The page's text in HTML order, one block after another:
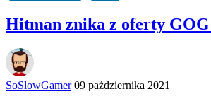
Hitman znika z oferty
SoSlowGamer 09 października 2021